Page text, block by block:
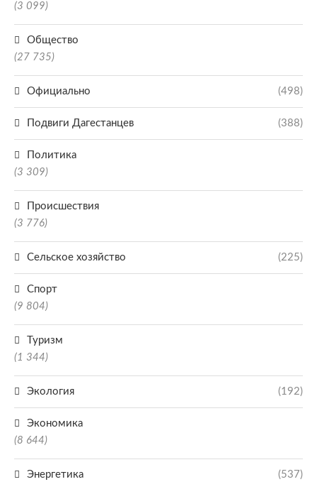
(3 099)
Общество
(27 735)
Официально (498)
Подвиги Дагестанцев (388)
Политика
(3 309)
Происшествия
(3 776)
Сельское хозяйство (225)
Спорт
(9 804)
Туризм
(1 344)
Экология (192)
Экономика
(8 644)
Энергетика (537)